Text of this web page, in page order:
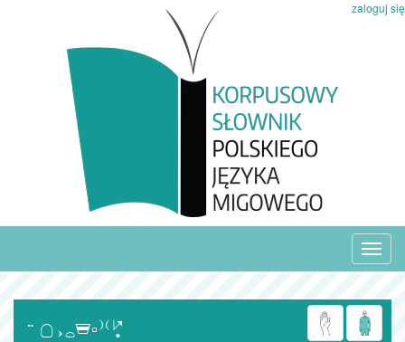
zaloguj się
